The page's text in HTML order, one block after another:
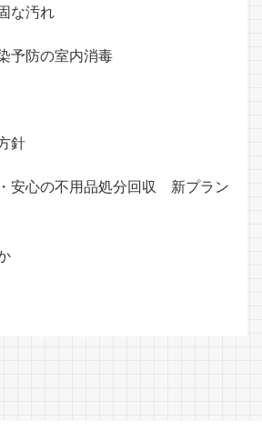
な汚れ
予防の室内消毒
針
安心の不用品処分回収 新プラン